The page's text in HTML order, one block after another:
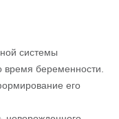
системы
беременности.
его